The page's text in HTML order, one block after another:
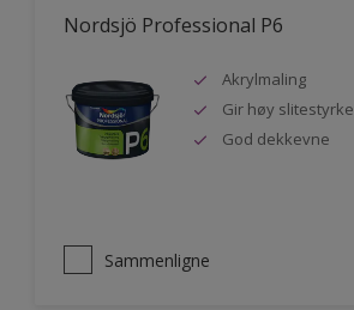
Nordsjö Professional P6
Akrylmaling
Gir høy slitestyrke
God dekkevne
Sammenligne